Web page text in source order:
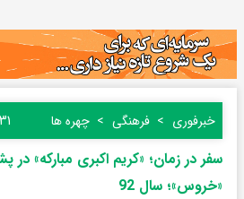
خبرفوری فرهنگی چهره ها ۳۱ فروردین ۱۴۰۵ ۱۷:۳۰
سفر در زمان؛ «کریم اکبری مبارکه»
«خروس»؛ سال 92